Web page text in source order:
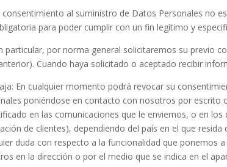
consentimiento al suministro de Datos Personales no
para poder cumplir con un fin legítimo y
particular, por norma general solicitaremos su previo
Cuando haya solicitado o aceptado recibir
En cualquier momento podrá revocar su
poniéndose en contacto con nosotros por
en las comunicaciones que le enviemos, o en
de clientes), dependiendo del país en el que
duda con respecto a la funcionalidad que ponemos
en la dirección o por el medio que se indica en el